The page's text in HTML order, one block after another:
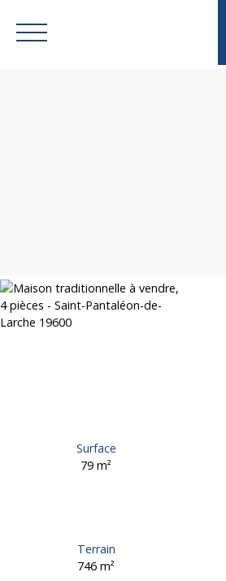
Mes favoris Espace vendeur
Surface
79m²
Terrain
746m²